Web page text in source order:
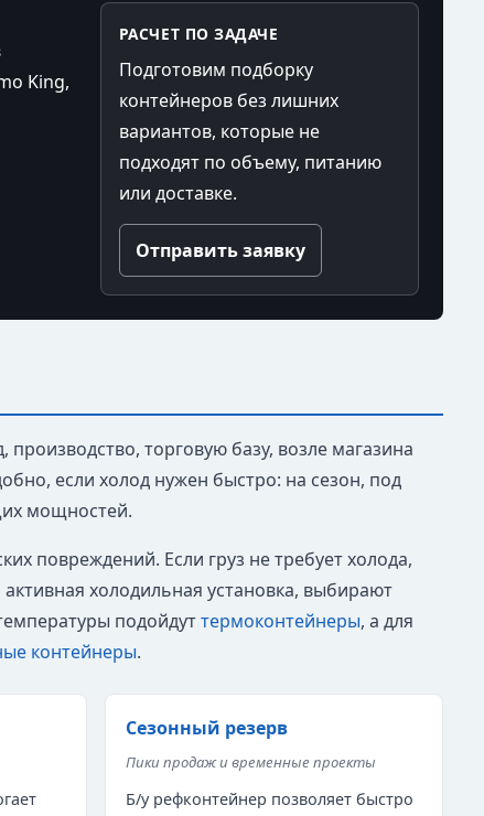
King,
РАСЧЕТ ПО ЗАДАЧЕ
Подготовим подборку
контейнеров без лишних
вариантов, которые не
подходят по объему, питанию
или доставке.
Отправить заявку
торговую базу, возле магазина
если холод нужен быстро: на сезон, под
мощностей.
повреждений. Если груз не требует холода,
активная холодильная установка, выбирают
подойдуттермоконтейнеры, а для
контейнеры.
Сезонный резерв
Пики продаж и временные проекты
Б/у рефконтейнер позволяет быстро